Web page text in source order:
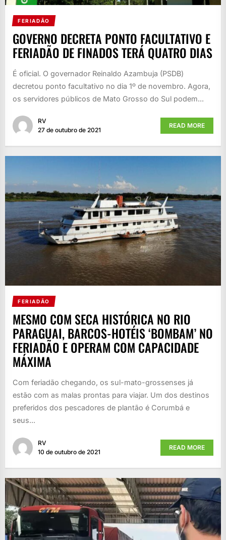
FERIADÃO
GOVERNO DECRETA PONTO FACULTATIVO E
FERIADÃO DE FINADOS TERÁ QUATRO DIAS
É oficial. O governador Reinaldo Azambuja (PSDB)
decretou ponto facultativo no dia 1º de novembro. Agora,
os servidores públicos de Mato Grosso do Sul podem...
RV
27 de outubro de 2021
READ MORE
FERIADÃO
MESMO COM SECA HISTÓRICA NO RIO
PARAGUAI, BARCOS-HOTÉIS ‘BOMBAM’ NO
FERIADÃO E OPERAM COM CAPACIDADE
MÁXIMA
Com feriadão chegando, os sul-mato-grossenses já
estão com as malas prontas para viajar. Um dos destinos
preferidos dos pescadores de plantão é Corumbá e
seus...
RV
10 de outubro de 2021
READ MORE